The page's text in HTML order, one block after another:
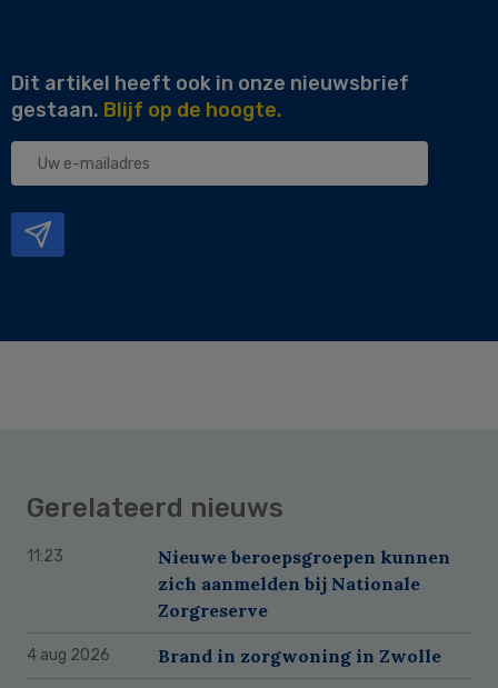
Dit artikel heeft ook in onze nieuwsbrief
gestaan. Blijf op de hoogte.
Uw
Gerelateerd nieuws
11:23
Nieuwe beroepsgroepen kunnen
zich aanmelden bij Nationale
Zorgreserve
4 aug 2026 Brand in zorgwoning in Zwolle